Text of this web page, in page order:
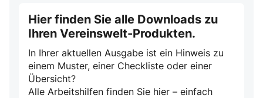
Hier finden Sie alle Downloads zu
Ihren Vereinswelt-Produkten.
In Ihrer aktuellen Ausgabe ist ein Hinweis zu
einem Muster, einer Checkliste oder einer
Übersicht?
Alle Arbeitshilfen finden Sie hier – einfach